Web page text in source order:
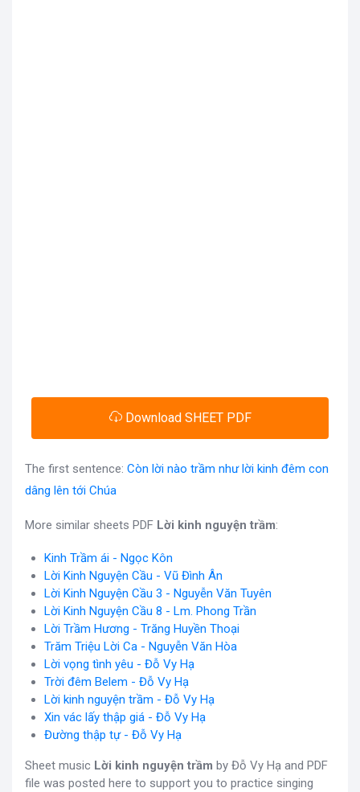
Download SHEET PDF
The first sentence: Còn lời nào trầm như lời kinh đêm con
dâng lên tới Chúa
More similar sheets PDF Lời kinh nguyện trầm:
Kinh Trầm ái - Ngọc Kôn
Lời Kinh Nguyện Cầu - Vũ Đình Ân
Lời Kinh Nguyện Cầu 3 - Nguyễn Văn Tuyên
Lời Kinh Nguyện Cầu 8 - Lm. Phong Trần
Lời Trầm Hương - Trăng Huyền Thoại
Trăm Triệu Lời Ca - Nguyễn Văn Hòa
Lời vọng tình yêu - Đỗ Vy Hạ
Trời đêm Belem - Đỗ Vy Hạ
Lời kinh nguyện trầm - Đỗ Vy Hạ
Xin vác lấy thập giá - Đỗ Vy Hạ
Đường thập tự - Đỗ Vy Hạ
Sheet music Lời kinh nguyện trầm by Đỗ Vy Hạ and PDF
file was posted here to support you to practice singing